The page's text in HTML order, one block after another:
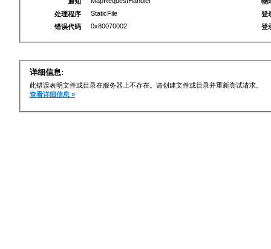
处理程序
StaticFile
错误代码
0x80070002
登
登
详细信息:
此错误表明文件或目录在服务器上不存在。请创建文件或目录并重新尝试请求。
查看详细信息 »